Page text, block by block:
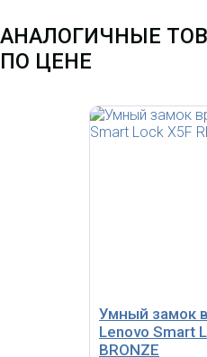
NEW -
Smart Lock X3
большой 4,5-
АНАЛОГИЧНЫЕ
ПО ЦЕНЕ
Умный замок
Lenovo Smart
BRONZE